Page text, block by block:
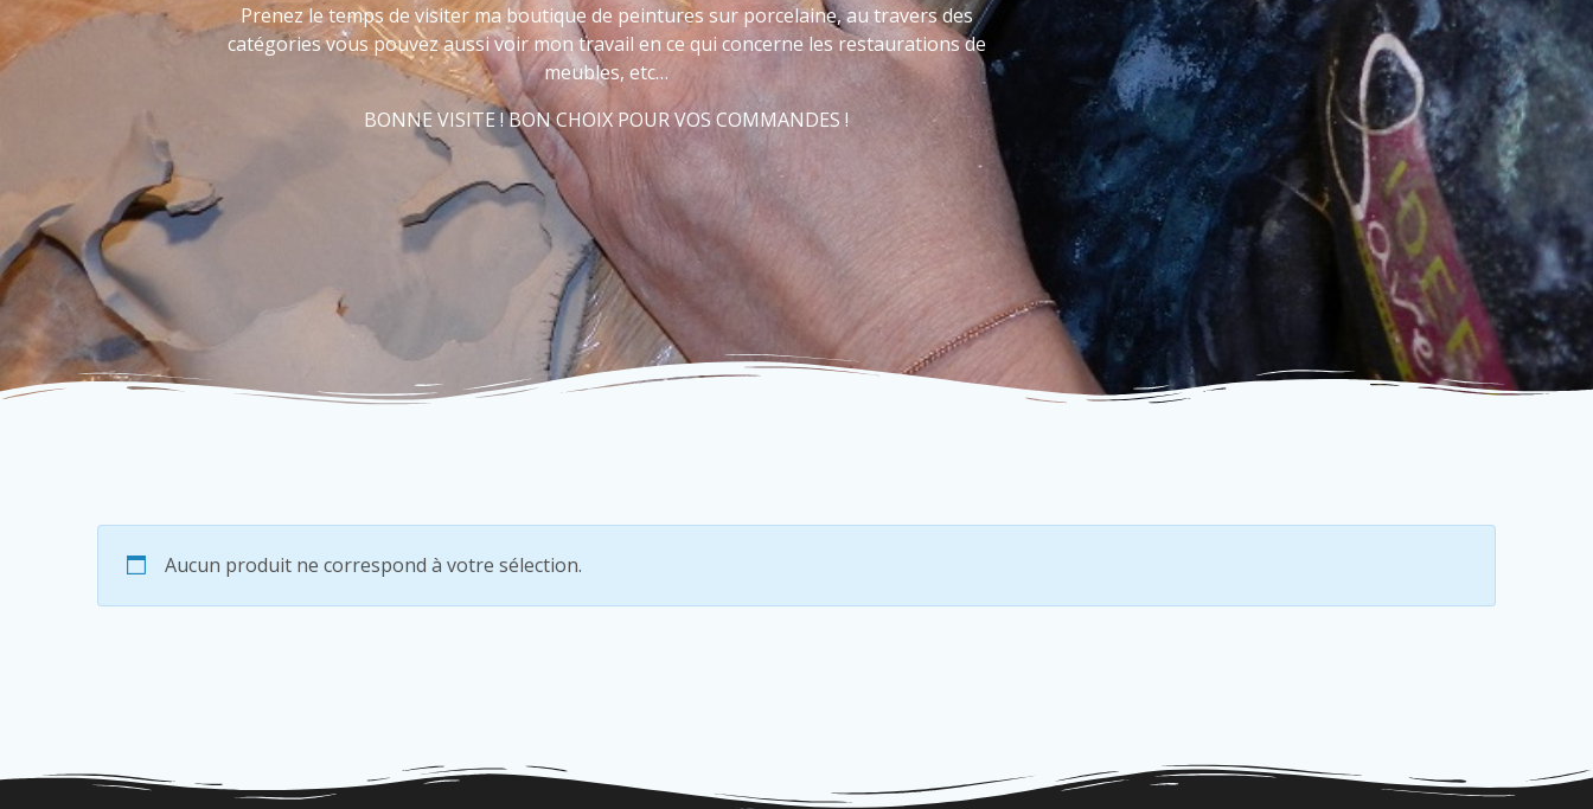
Prenez le temps de visiter ma boutique de peintures sur porcelaine, au travers des
catégories vous pouvez aussi voir mon travail en ce qui concerne les restaurations de
meubles, etc…
BONNE VISITE ! BON CHOIX POUR VOS COMMANDES !
Aucun produit ne correspond à votre sélection.